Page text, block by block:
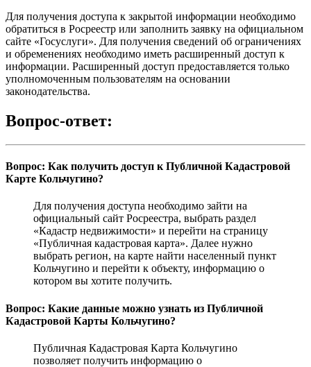
Для получения доступа к закрытой информации необходимо
обратиться в Росреестр или заполнить заявку на официальном
сайте «Госуслуги». Для получения сведений об ограничениях
и обременениях необходимо иметь расширенный доступ к
информации. Расширенный доступ предоставляется только
уполномоченным пользователям на основании
законодательства.
Вопрос-ответ:
Вопрос: Как получить доступ к Публичной Кадастровой
Карте Кольчугино?
Для получения доступа необходимо зайти на
официальный сайт Росреестра, выбрать раздел
«Кадастр недвижимости» и перейти на страницу
«Публичная кадастровая карта». Далее нужно
выбрать регион, на карте найти населенный пункт
Кольчугино и перейти к объекту, информацию о
котором вы хотите получить.
Вопрос: Какие данные можно узнать из Публичной
Кадастровой Карты Кольчугино?
Публичная Кадастровая Карта Кольчугино
позволяет получить информацию о